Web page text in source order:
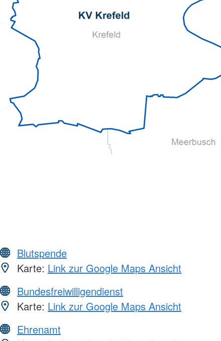
Blutspende
Karte: Link zur Google Maps Ansicht
Bundesfreiwilligendienst
Karte: Link zur Google Maps Ansicht
Ehrenamt